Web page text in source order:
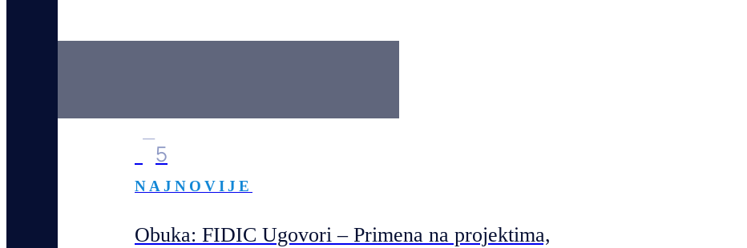
5
NAJNOVIJE
Obuka: FIDIC Ugovori – Primena na projektima,